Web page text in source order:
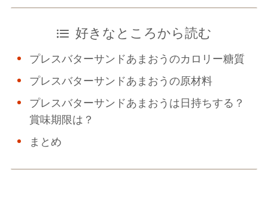
好きなところから読む
プレスバターサンドあまおうのカロリー糖質
プレスバターサンドあまおうの原材料
プレスバターサンドあまおうは日持ちする？
賞味期限は？
まとめ